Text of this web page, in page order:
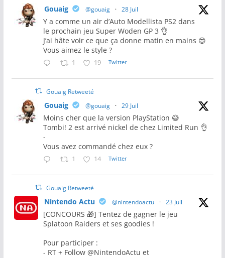
Gouaig @gouaig · 28 Juil
Y a comme un air d’Auto Modellista PS2 dans
le prochain jeu Super Woden GP 3 👌
J’ai hâte voir ce que ça donne matin en mains 😍
Vous aimez le style ?
1 19 Twitter
Gouaig Retweeté
Gouaig @gouaig · 29 Juil
Moins cher que la version PlayStation 😅
Tombi! 2 est arrivé nickel de chez Limited Run 👌
-
Vous avez commandé chez eux ?
1 14 Twitter
Gouaig Retweeté
Nintendo Actu @nintendoactu · 23 Juil
[CONCOURS 🎁] Tentez de gagner le jeu
Splatoon Raiders et ses goodies !
Pour participer :
- RT + Follow @NintendoActu et